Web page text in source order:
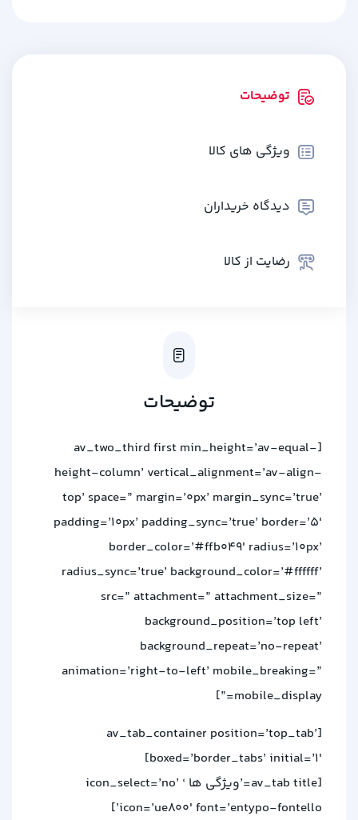
توضیحات
ویژگی های کالا
دیدگاه خریداران
رضایت از کالا
توضیحات
[av_two_third first min_height=’av-equal-
height-column’ vertical_alignment=’av-align-
top’ space=” margin=’0px’ margin_sync=’true’
padding=’10px’ padding_sync=’true’ border=’5′
border_color=’#ffb049′ radius=’10px’
radius_sync=’true’ background_color=’#ffffff’
src=” attachment=” attachment_size=”
background_position=’top left’
background_repeat=’no-repeat’
animation=’right-to-left’ mobile_breaking=”
mobile_display=”]
[av_tab_container position=’top_tab’
boxed=’border_tabs’ initial=’1′]
[av_tab title=’ویژگی ها ‘ icon_select=’no’
icon=’ue800′ font=’entypo-fontello’]